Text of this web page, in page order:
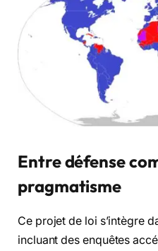
Entre défense
pragmatisme
Ce projet de loi s’intègre
incluant des enquêtes